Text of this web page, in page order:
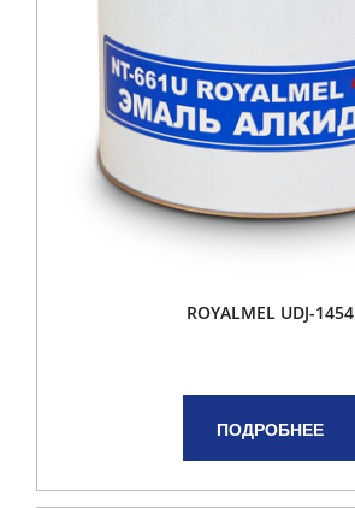
ROYALMEL UDJ-1454
ПОДРОБНЕЕ